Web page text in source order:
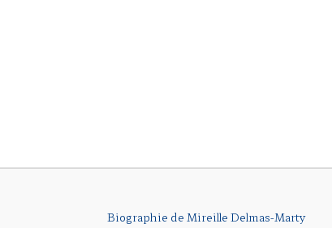
Biographie de Mireille Delmas-Marty